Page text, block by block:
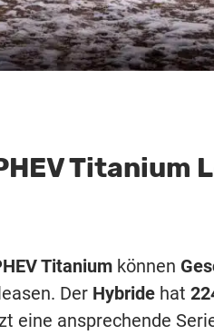
Titanium
Titanium können
Der Hybride hat
eine ansprechende